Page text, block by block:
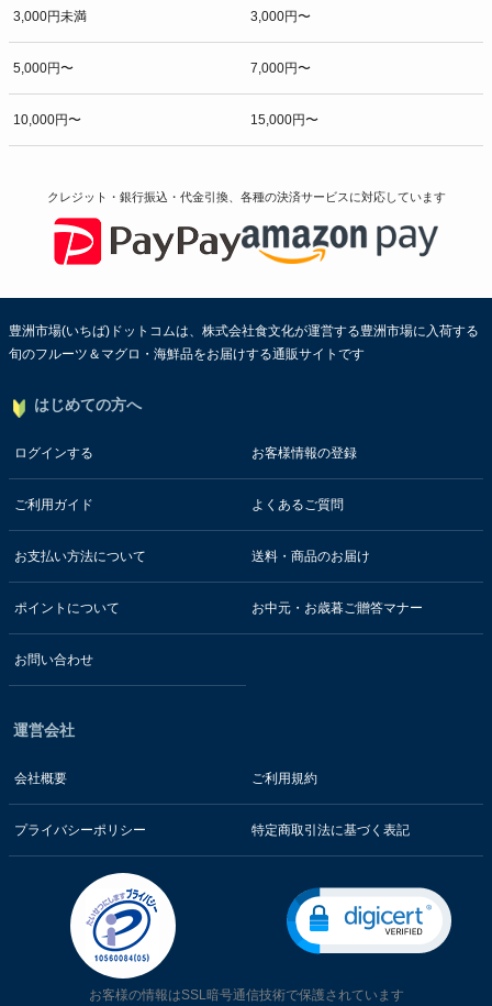
3,000円未満 3,000円〜
5,000円〜 7,000円〜
10,000円〜 15,000円〜
クレジット・銀行振込・代金引換、各種の決済サービスに対応しています
豊洲市場(いちば)ドットコムは、株式会社食文化が運営する豊洲市場に入荷する
旬のフルーツ＆マグロ・海鮮品をお届けする通販サイトです
はじめての方へ
ログインする お客様情報の登録
ご利用ガイド よくあるご質問
お支払い方法について 送料・商品のお届け
ポイントについて お中元・お歳暮ご贈答マナー
お問い合わせ
運営会社
会社概要 ご利用規約
プライバシーポリシー 特定商取引法に基づく表記
お客様の情報はSSL暗号通信技術で保護されています